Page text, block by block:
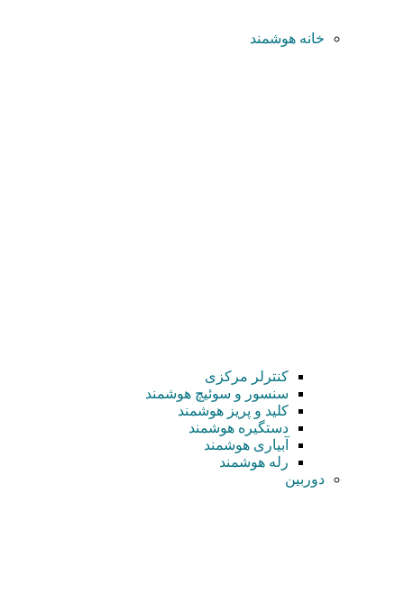
خانه هوشمند
کنترلر مرکزی
سنسور و سوئیچ هوشمند
کلید و پریز هوشمند
دستگیره هوشمند
آبیاری هوشمند
رله هوشمند
دوربین